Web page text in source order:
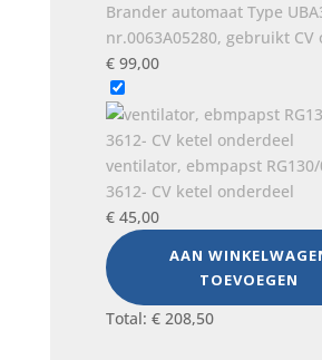
Brander automaat Type
nr.0063A05280, gebruikt CV
€99,00
ventilator, ebmpapst RG130/
3612- CV ketel onderdeel
€45,00
AAN
TOEVOEGEN
Total: €208,50